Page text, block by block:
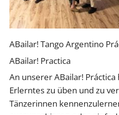
ABailar! Tango Argentino
ABailar! Practica
An unserer ABailar!
Erlerntes zu üben und zu
Tänzerinnen